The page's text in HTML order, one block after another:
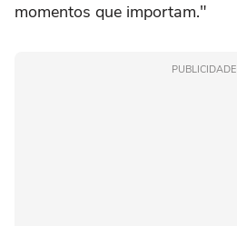
momentos que importam."
PUBLICIDADE